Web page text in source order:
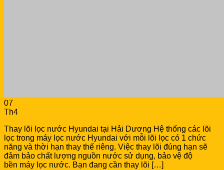
07
Th4
Thay lõi lọc nước Hyundai tại Hải Dương Hệ thống các lõi
lọc trong máy lọc nước Hyundai với mỗi lõi lọc có 1 chức
năng và thời hạn thay thế riêng. Việc thay lõi đúng hạn sẽ
đảm bảo chất lượng nguồn nước sử dụng, bảo vệ độ
bền máy lọc nước. Bạn đang cần thay lõi […]